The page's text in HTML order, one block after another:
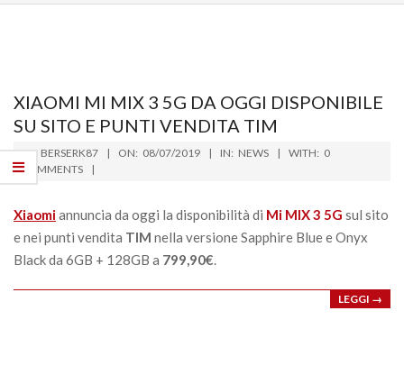
XIAOMI MI MIX 3 5G DA OGGI DISPONIBILE
SU SITO E PUNTI VENDITA TIM
2019-
07-
BY: BERSERK87 ON: 08/07/2019 IN: NEWS WITH: 0
COMMENTS
Xiaomiannuncia da oggi la disponibilità di Mi MIX 3 5G sul sito
e nei punti vendita TIM nella versione Sapphire Blue e Onyx
Black da 6GB + 128GB a 799,90€.
LEGGI →